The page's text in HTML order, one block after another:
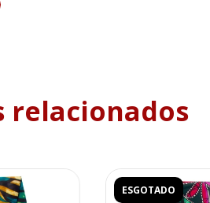
relacionados
ESGOTADO